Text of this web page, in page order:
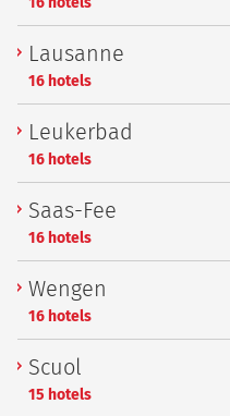
Lausanne
16 hotels
Leukerbad
16 hotels
Saas-Fee
16 hotels
Wengen
16 hotels
Scuol
15 hotels